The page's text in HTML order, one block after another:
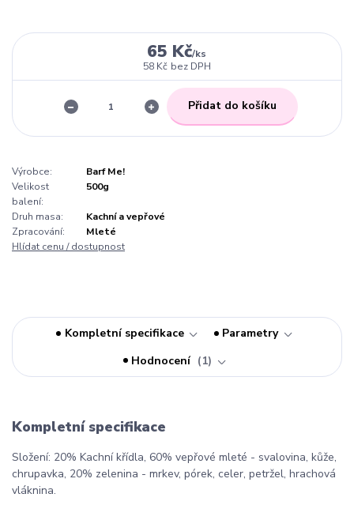
65 Kč/ks
58 Kč bez DPH
Přidat do košíku
Výrobce:
Barf Me!
Velikost
balení:
500g
Druh masa:
Kachní a vepřové
Zpracování:
Mleté
Hlídat cenu / dostupnost
Kompletní specifikace
Parametry
Hodnocení
1
Kompletní specifikace
Složení: 20% Kachní křídla, 60% vepřové mleté - svalovina, kůže,
chrupavka, 20% zelenina - mrkev, pórek, celer, petržel, hrachová
vláknina.